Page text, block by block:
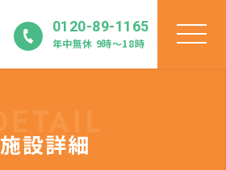
0120-89-1165
年中無休 9時〜18時
施設詳細